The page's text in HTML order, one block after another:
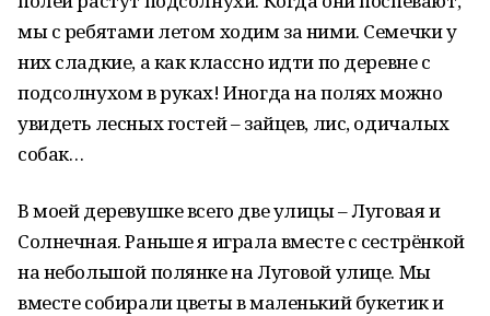
мы с ребятами летом ходим за ними. Семечки у
них сладкие, а как классно идти по деревне с
подсолнухом в руках! Иногда на полях можно
увидеть лесных гостей – зайцев, лис, одичалых
собак…
В моей деревушке всего две улицы – Луговая и
Солнечная. Раньше я играла вместе с сестрёнкой
на небольшой полянке на Луговой улице. Мы
вместе собирали цветы в маленький букетик и